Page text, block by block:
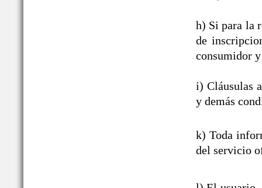
h) Si para la
de
consumidor
i) Cláusulas
y demás
k) Toda
del servicio